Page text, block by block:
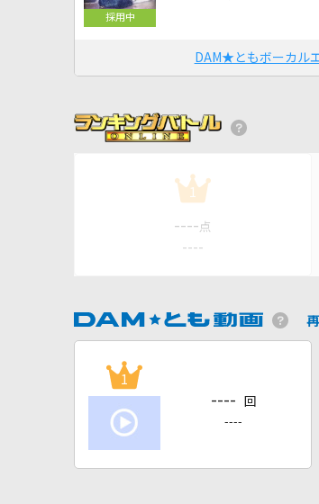
DAM★ともボーカル
1
---- 点
----
1
---- 回
----